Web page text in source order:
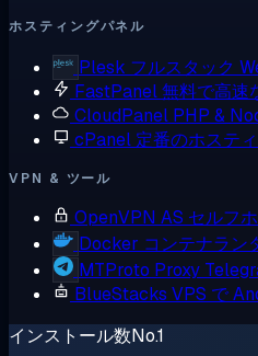
ホスティングパネル
Plesk フルスタック
FastPanel無料で高速
CloudPanel PHP &
cPanel 定番のホステ
VPN & ツール
OpenVPN AS セルフ
Docker コンテナラン
MTProto Proxy
BlueStacks VPS で
インストール数No.1